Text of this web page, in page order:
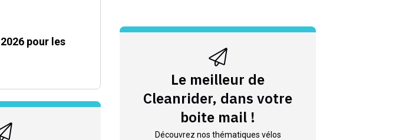
pour les
Le meilleur de
Cleanrider, dans votre
boite mail !
Découvrez nos thématiques vélos